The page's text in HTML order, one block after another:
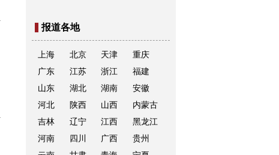
报道各地
上海 北京 天津
重庆
广东
江苏 浙江
福建
山东
湖北 湖南
安徽
河北
陕西 山西
内蒙古
吉林
辽宁 江西
黑龙江
河南
四川 广西
贵州